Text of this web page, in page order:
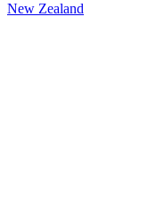
New Zealand